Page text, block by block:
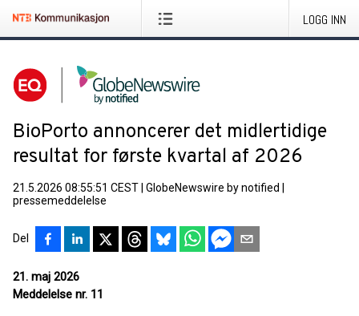
LOGG INN
BioPorto annoncerer det midlertidige
resultat for første kvartal af 2026
21.5.2026 08:55:51 CEST GlobeNewswire by notified
pressemeddelelse
Del
21. maj 2026
Meddelelse nr. 11